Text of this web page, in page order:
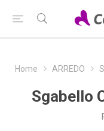
Home ARREDO
Sgabello